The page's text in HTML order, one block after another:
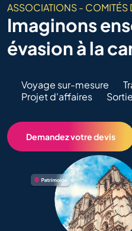
ASSOCIATIONS - COMITÉS
Imaginons
évasion à la
Voyage sur-mesure
Projet d'affaires
Demandez votre devis